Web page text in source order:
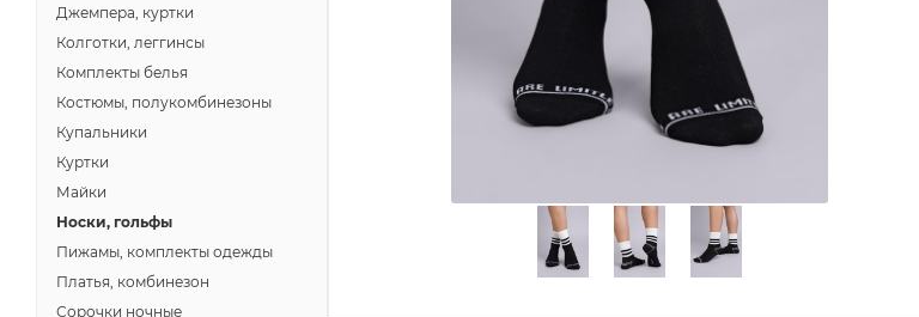
Джемпера, куртки
Колготки, леггинсы
Комплекты белья
Костюмы, полукомбинезоны
Купальники
Куртки
Майки
Носки, гольфы
Пижамы, комплекты одежды
Платья, комбинезон
Сорочки ночные